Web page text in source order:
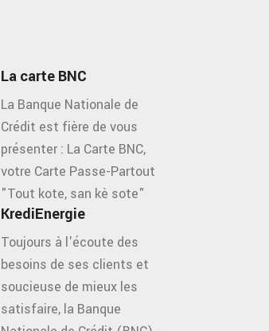
La carte BNC
La Banque Nationale de
Crédit est fière de vous
présenter : La Carte BNC,
votre Carte Passe-Partout
"Tout kote, san kè sote"
KrediEnergie
Toujours à l'écoute des
besoins de ses clients et
soucieuse de mieux les
satisfaire, la Banque